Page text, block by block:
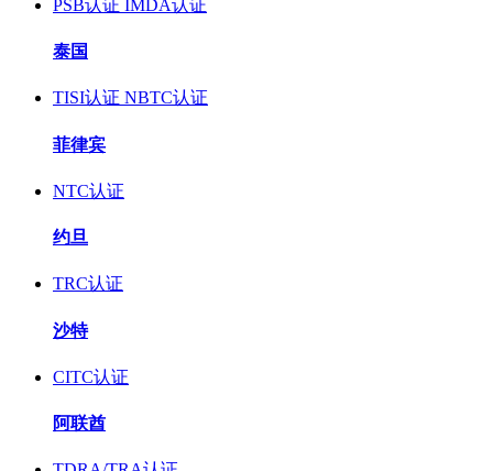
PSB认证 IMDA认证
泰国
TISI认证 NBTC认证
菲律宾
NTC认证
约旦
TRC认证
沙特
CITC认证
阿联酋